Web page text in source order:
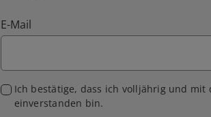
E-Mail
Ich bestätige, dass ich volljährig und mit
einverstanden bin.